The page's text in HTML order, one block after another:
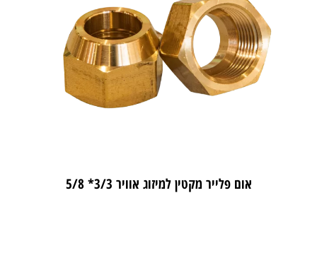
אום פלייר מקטין למיזוג אוויר 3/3* 5/8